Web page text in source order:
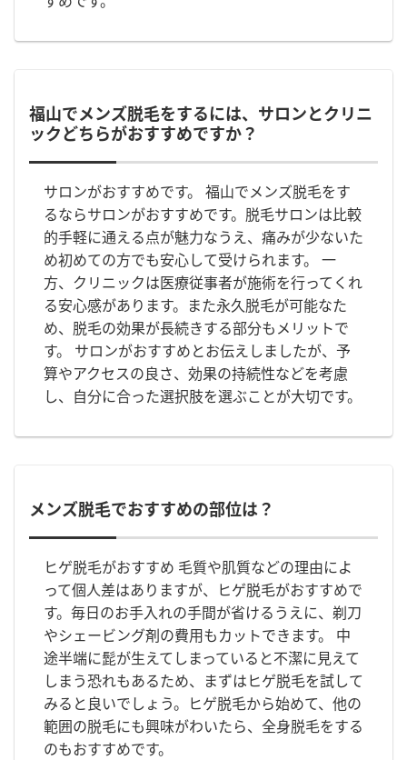
福山でメンズ脱毛をするには、サロンとクリニ
ックどちらがおすすめですか？
サロンがおすすめです。 福山でメンズ脱毛をす
るならサロンがおすすめです。脱毛サロンは比較
的手軽に通える点が魅力なうえ、痛みが少ないた
め初めての方でも安心して受けられます。 一
方、クリニックは医療従事者が施術を行ってくれ
る安心感があります。また永久脱毛が可能なた
め、脱毛の効果が長続きする部分もメリットで
す。 サロンがおすすめとお伝えしましたが、予
算やアクセスの良さ、効果の持続性などを考慮
し、自分に合った選択肢を選ぶことが大切です。
メンズ脱毛でおすすめの部位は？
ヒゲ脱毛がおすすめ 毛質や肌質などの理由によ
って個人差はありますが、ヒゲ脱毛がおすすめで
す。毎日のお手入れの手間が省けるうえに、剃刀
やシェービング剤の費用もカットできます。 中
途半端に髭が生えてしまっていると不潔に見えて
しまう恐れもあるため、まずはヒゲ脱毛を試して
みると良いでしょう。ヒゲ脱毛から始めて、他の
範囲の脱毛にも興味がわいたら、全身脱毛をする
のもおすすめです。